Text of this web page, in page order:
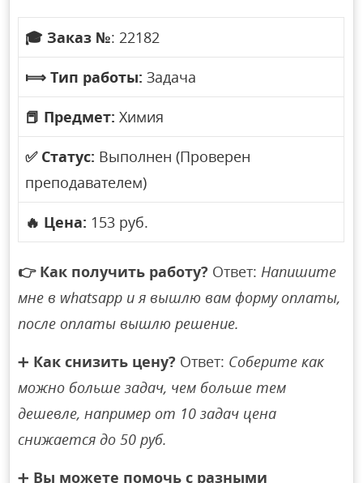
🎓 Заказ №: 22182
⟾ Тип работы: Задача
📕 Предмет: Химия
✅ Статус: Выполнен (Проверен
преподавателем)
🔥 Цена: 153 руб.
👉 Как получить работу? Ответ:Напишите
мне в whatsapp и я вышлю вам форму оплаты,
после оплаты вышлю решение.
➕ Как снизить цену? Ответ: Соберите как
можно больше задач, чем больше тем
дешевле, например от 10 задач цена
снижается до 50 руб.
➕ Вы можете помочь с разными